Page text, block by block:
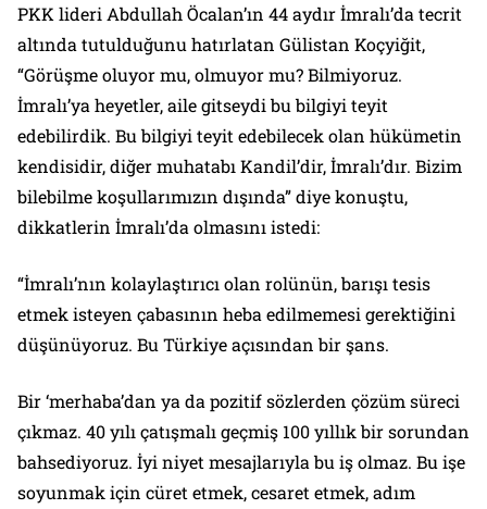
PKK lideri Abdullah Öcalan’ın 44 aydır İmralı’da tecrit
altında tutulduğunu hatırlatan Gülistan Koçyiğit,
“Görüşme oluyor mu, olmuyor mu? Bilmiyoruz.
İmralı’ya heyetler, aile gitseydi bu bilgiyi teyit
edebilirdik. Bu bilgiyi teyit edebilecek olan hükümetin
kendisidir, diğer muhatabı Kandil’dir, İmralı’dır. Bizim
bilebilme koşullarımızın dışında” diye konuştu,
dikkatlerin İmralı’da olmasını istedi:
“İmralı’nın kolaylaştırıcı olan rolünün, barışı tesis
etmek isteyen çabasının heba edilmemesi gerektiğini
düşünüyoruz. Bu Türkiye açısından bir şans.
Bir ‘merhaba’dan ya da pozitif sözlerden çözüm süreci
çıkmaz. 40 yılı çatışmalı geçmiş 100 yıllık bir sorundan
bahsediyoruz. İyi niyet mesajlarıyla bu iş olmaz. Bu işe
soyunmak için cüret etmek, cesaret etmek, adım